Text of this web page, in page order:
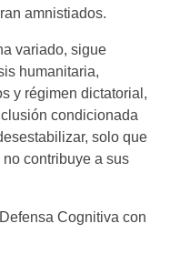
amnistiados.
variado, sigue
humanitaria,
y régimen dictatorial,
condicionada
solo que
contribuye a sus
Cognitiva con